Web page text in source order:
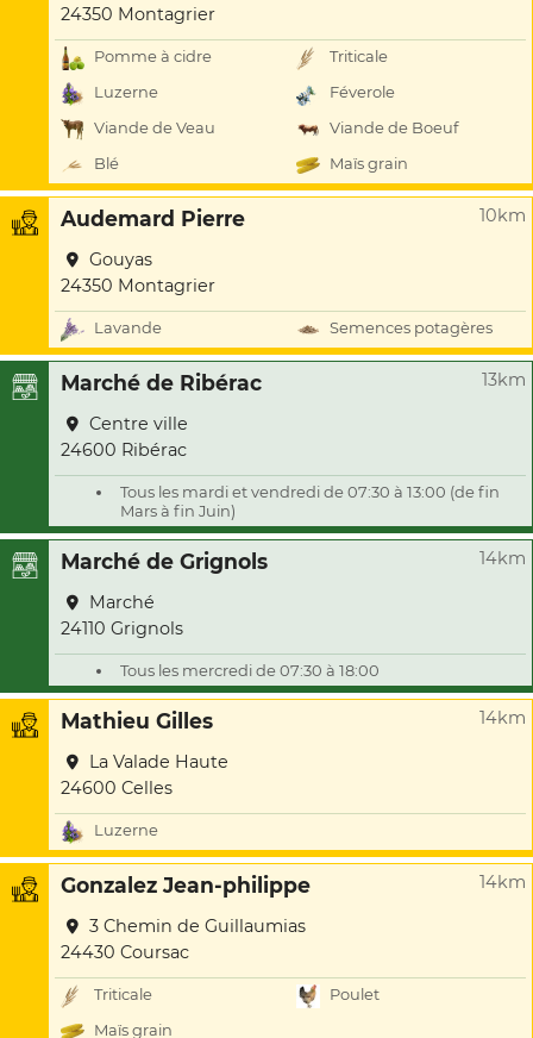
24350 Montagrier
Pomme à cidre
Triticale
Luzerne
Féverole
Viande de Veau
Viande de Boeuf
Blé
Maïs grain
Audemard Pierre 10km
Gouyas
24350 Montagrier
Lavande Semences potagères
Marché de Ribérac 13km
Centre ville
24600 Ribérac
Tous les mardi et vendredi de 07:30 à 13:00 (de fin
Mars à fin Juin)
Marché de Grignols 14km
Marché
24110 Grignols
Tous les mercredi de 07:30 à 18:00
Mathieu Gilles 14km
La Valade Haute
24600 Celles
Luzerne
Gonzalez Jean-philippe 14km
3 Chemin de Guillaumias
24430 Coursac
Triticale
Poulet
Maïs grain